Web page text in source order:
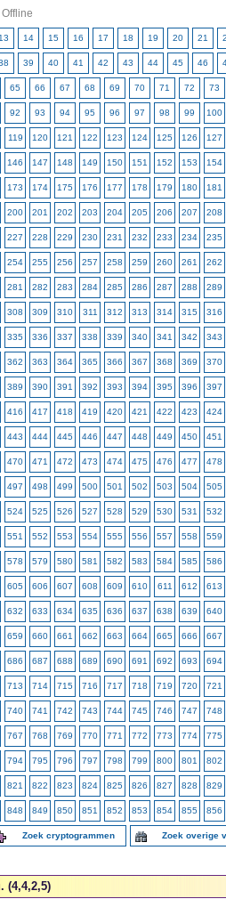
Offline
13 14 15 16 17 18 19 20 21
39 40 41 42 43 44 45 46
65 66 67 68 69 70 71 72 73
92 93 94 95 96 97 98 99 100
119 120 121 122 123 124 125 126 127
146 147 148 149 150 151 152 153 154
173 174 175 176 177 178 179 180 181
200 201 202 203 204 205 206 207 208
227 228 229 230 231 232 233 234 235
254 255 256 257 258 259 260 261 262
281 282 283 284 285 286 287 288 289
308 309 310 311 312 313 314 315 316
335 336 337 338 339 340 341 342 343
362 363 364 365 366 367 368 369 370
389 390 391 392 393 394 395 396 397
416 417 418 419 420 421 422 423 424
443 444 445 446 447 448 449 450 451
470 471 472 473 474 475 476 477 478
497 498 499 500 501 502 503 504 505
524 525 526 527 528 529 530 531 532
551 552 553 554 555 556 557 558 559
578 579 580 581 582 583 584 585 586
605 606 607 608 609 610 611 612 613
632 633 634 635 636 637 638 639 640
659 660 661 662 663 664 665 666 667
686 687 688 689 690 691 692 693 694
713 714 715 716 717 718 719 720 721
740 741 742 743 744 745 746 747 748
767 768 769 770 771 772 773 774 775
794 795 796 797 798 799 800 801 802
821 822 823 824 825 826 827 828 829
848 849 850 851 852 853 854 855 856
Zoek cryptogrammen Zoek overige
(4,4,2,5)